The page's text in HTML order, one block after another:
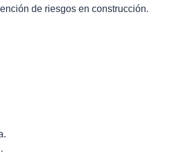
de riesgos en construcción.